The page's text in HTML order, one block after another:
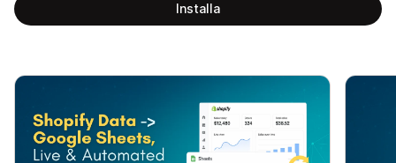
Installa